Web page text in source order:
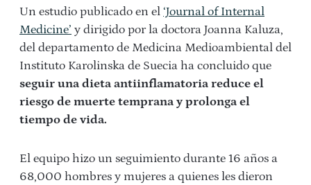
Un estudio publicado en el ‘Journal of Internal
Medicine’ y dirigido por la doctora Joanna Kaluza,
del departamento de Medicina Medioambiental del
Instituto Karolinska de Suecia ha concluido que
seguir una dieta antiinflamatoria reduce el
riesgo de muerte temprana y prolonga el
tiempo de vida.
El equipo hizo un seguimiento durante 16 años a
68,000 hombres y mujeres a quienes les dieron